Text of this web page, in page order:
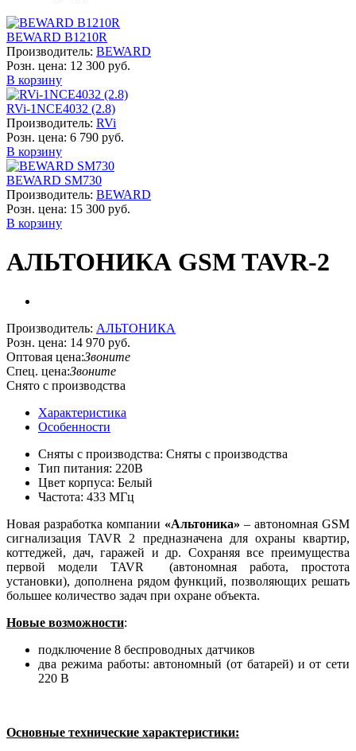
BEWARD B1210R
Производитель: BEWARD
Розн. цена: 12 300 руб.
В корзину
RVi-1NCE4032 (2.8)
Производитель: RVi
Розн. цена: 6 790 руб.
В корзину
BEWARD SM730
Производитель: BEWARD
Розн. цена: 15 300 руб.
В корзину
АЛЬТОНИКА GSM TAVR-2
Производитель: АЛЬТОНИКА
Розн. цена: 14 970 руб.
Оптовая цена:Звоните
Спец. цена:Звоните
Снято с производства
Характеристика
Особенности
Сняты с производства: Сняты с производства
Тип питания: 220В
Цвет корпуса: Белый
Частота: 433 МГц
Новая разработка компании «Альтоника» – автономная GSM
сигнализация TAVR 2 предназначена для охраны квартир,
коттеджей, дач, гаражей и др. Сохраняя все преимущества
первой модели TAVR (автономная работа, простота
установки), дополнена рядом функций, позволяющих решать
большее количество задач при охране объекта.
Новые возможности:
подключение 8 беспроводных датчиков
два режима работы: автономный (от батарей) и от сети
220 В
Основные технические характеристики: